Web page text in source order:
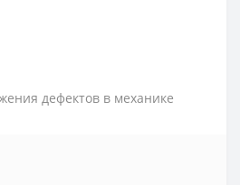
дефектов в механике